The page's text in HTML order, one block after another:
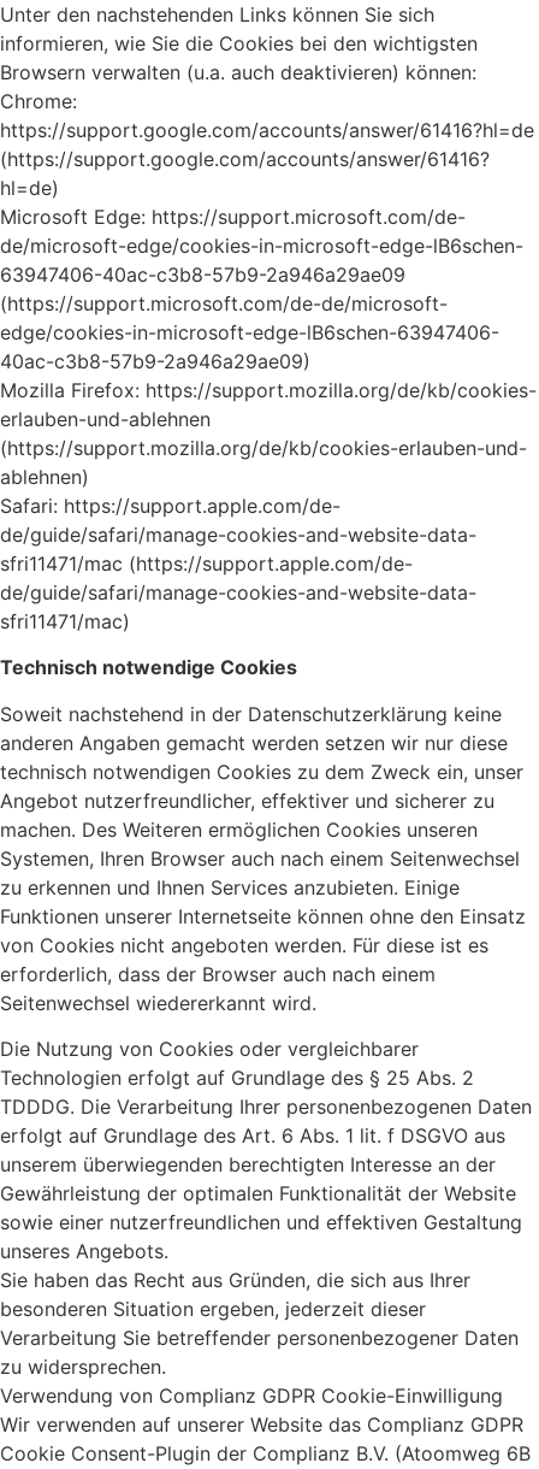
Unter den nachstehenden Links können Sie sich
informieren, wie Sie die Cookies bei den wichtigsten
Browsern verwalten (u.a. auch deaktivieren) können:
Chrome:
https://support.google.com/accounts/answer/61416?hl=de
(https://support.google.com/accounts/answer/61416?
hl=de)
Microsoft Edge: https://support.microsoft.com/de-
de/microsoft-edge/cookies-in-microsoft-edge-lB6schen-
63947406-40ac-c3b8-57b9-2a946a29ae09
(https://support.microsoft.com/de-de/microsoft-
edge/cookies-in-microsoft-edge-lB6schen-63947406-
40ac-c3b8-57b9-2a946a29ae09)
Mozilla Firefox: https://support.mozilla.org/de/kb/cookies-
erlauben-und-ablehnen
(https://support.mozilla.org/de/kb/cookies-erlauben-und-
ablehnen)
Safari: https://support.apple.com/de-
de/guide/safari/manage-cookies-and-website-data-
sfri11471/mac (https://support.apple.com/de-
de/guide/safari/manage-cookies-and-website-data-
sfri11471/mac)
Technisch notwendige Cookies
Soweit nachstehend in der Datenschutzerklärung keine
anderen Angaben gemacht werden setzen wir nur diese
technisch notwendigen Cookies zu dem Zweck ein, unser
Angebot nutzerfreundlicher, effektiver und sicherer zu
machen. Des Weiteren ermöglichen Cookies unseren
Systemen, Ihren Browser auch nach einem Seitenwechsel
zu erkennen und Ihnen Services anzubieten. Einige
Funktionen unserer Internetseite können ohne den Einsatz
von Cookies nicht angeboten werden. Für diese ist es
erforderlich, dass der Browser auch nach einem
Seitenwechsel wiedererkannt wird.
Die Nutzung von Cookies oder vergleichbarer
Technologien erfolgt auf Grundlage des § 25 Abs. 2
TDDDG. Die Verarbeitung Ihrer personenbezogenen Daten
erfolgt auf Grundlage des Art. 6 Abs. 1 lit. f DSGVO aus
unserem überwiegenden berechtigten Interesse an der
Gewährleistung der optimalen Funktionalität der Website
sowie einer nutzerfreundlichen und effektiven Gestaltung
unseres Angebots.
Sie haben das Recht aus Gründen, die sich aus Ihrer
besonderen Situation ergeben, jederzeit dieser
Verarbeitung Sie betreffender personenbezogener Daten
zu widersprechen.
Verwendung von Complianz GDPR Cookie-Einwilligung
Wir verwenden auf unserer Website das Complianz GDPR
Cookie Consent-Plugin der Complianz B.V. (Atoomweg 6B